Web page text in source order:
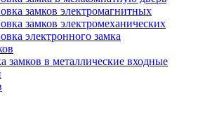
замков электромагнитных
замков электромеханических
электронного замка
замков в металлические входные